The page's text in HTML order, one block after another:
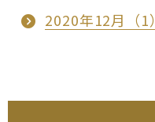
2020年12月（1）